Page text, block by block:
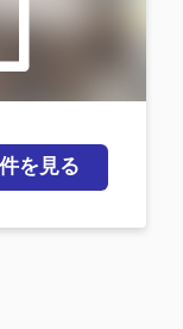
を見る